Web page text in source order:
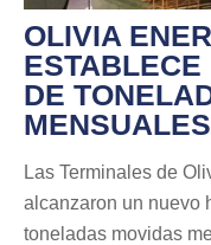
OLIVIA
ESTABLECE
DE
Las Terminales de
alcanzaron un nuevo
toneladas movidas